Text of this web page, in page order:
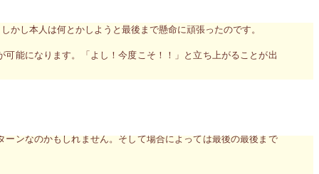
かし本人は何とかしようと最後まで懸命に頑張ったのです。
能になります。「よし！今度こそ！！」と立ち上がることが出
ンなのかもしれません。そして場合によっては最後の最後まで